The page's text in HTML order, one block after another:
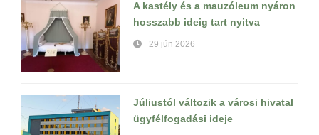
A kastély és a mauzóleum nyáron
hosszabb ideig tart nyitva
29 jún 2026
Júliustól változik a városi hivatal
ügyfélfogadási ideje